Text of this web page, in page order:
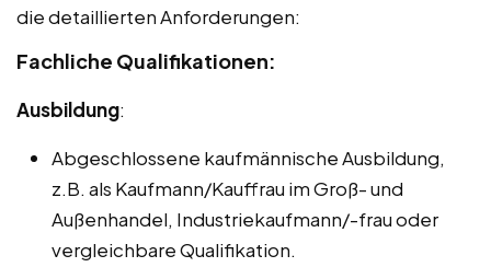
die detaillierten Anforderungen:
Fachliche Qualifikationen:
Ausbildung:
Abgeschlossene kaufmännische Ausbildung,
z.B. als Kaufmann/Kauffrau im Groß- und
Außenhandel, Industriekaufmann/-frau oder
vergleichbare Qualifikation.